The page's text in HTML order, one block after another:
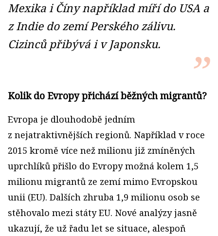
Mexika i Číny například míří do USA a
z Indie do zemí Perského zálivu.
Cizinců přibývá i v Japonsku.
Kolik do Evropy přichází běžných migrantů?
Evropa je dlouhodobě jedním
z nejatraktivnějších regionů. Například v roce
2015 kromě více než milionu již zmíněných
uprchlíků přišlo do Evropy možná kolem 1,5
milionu migrantů ze zemí mimo Evropskou
unii (EU). Dalších zhruba 1,9 milionu osob se
stěhovalo mezi státy EU. Nové analýzy jasně
ukazují, že už řadu let se situace, alespoň